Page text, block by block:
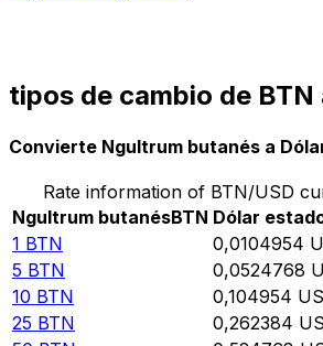
tipos de cambio de BTN
Convierte Ngultrum butanés a
Rate information of BTN/USD
Ngultrum butanésBTN Dólar
1 BTN 0,0104954
5 BTN 0,0524768
10 BTN 0,104954
25 BTN 0,262384